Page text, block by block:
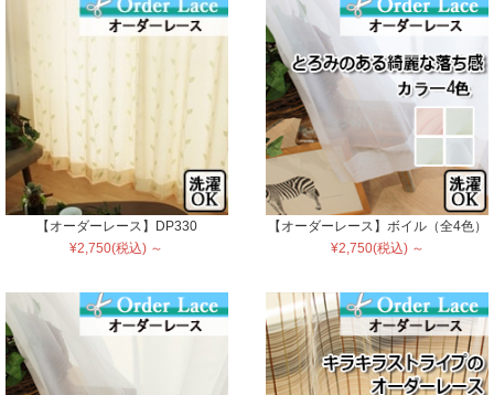
【オーダーレース】DP330
¥2,750(税込) ～
【オーダーレース】ボイル（全4色）
¥2,750(税込) ～